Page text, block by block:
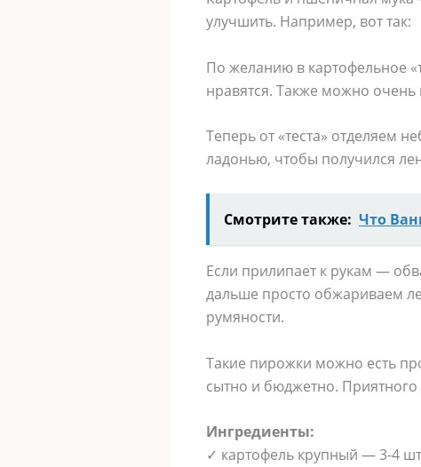
улучшить. Например, вот так:
По желанию в картофельное
нравятся. Также можно очень
Теперь от «теста» отделяем
ладонью, чтобы получился
Смотрите также: Что
Если прилипает к рукам —
дальше просто обжариваем
румяности.
Такие пирожки можно есть
сытно и бюджетно.
Ингредиенты:
✓ картофель крупный — 3-4 шт